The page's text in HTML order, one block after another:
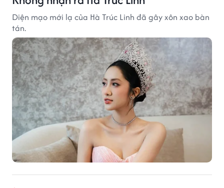
Diện mạo mới lạ của Hà Trúc Linh đã gây xôn xao bàn
tán.